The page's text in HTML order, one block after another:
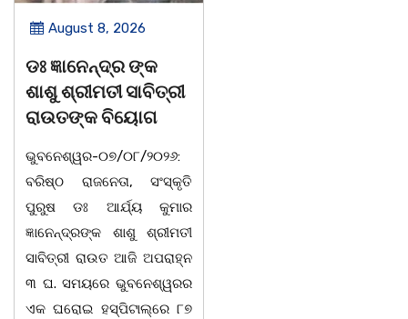
August 8, 2026
ଡଃ ଜ୍ଞାନେନ୍ଦ୍ର ଙ୍କ
ଶାଶୁ ଶ୍ରୀମତୀ ସାବିତ୍ରୀ
ରାଉତଙ୍କ ବିୟୋଗ
ଭୁବନେଶ୍ୱର-୦୭/୦୮/୨୦୨୬:
ବରିଷ୍ଠ ରାଜନେତା, ସଂସ୍କୃତି
ପୁରୁଷ ଡଃ ଆର୍ଯ୍ୟ କୁମାର
ଜ୍ଞାନେନ୍ଦ୍ରଙ୍କ ଶାଶୁ ଶ୍ରୀମତୀ
ସାବିତ୍ରୀ ରାଉତ ଆଜି ଅପରାହ୍ନ
୩ ଘ. ସମୟରେ ଭୁବନେଶ୍ୱରର
ଏକ ଘରୋଇ ହସ୍ପିଟାଲ୍ରେ ୮୭